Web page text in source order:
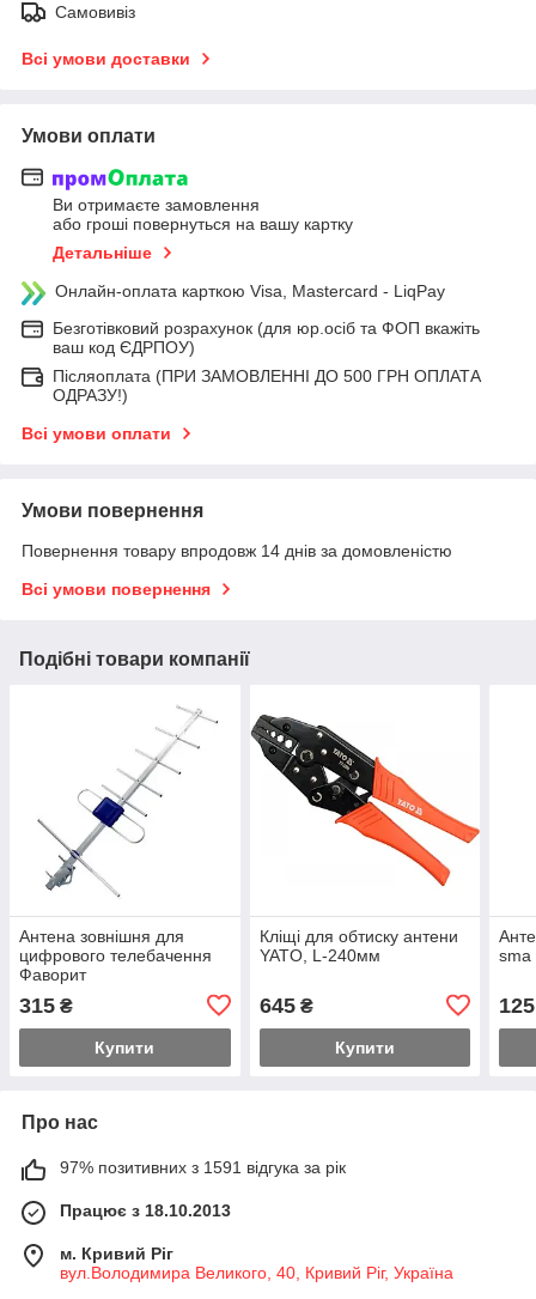
Самовивіз
Всі умови доставки
Умови оплати
Ви отримаєте замовлення
або гроші повернуться на вашу картку
Детальніше
Онлайн-оплата карткою Visa, Mastercard - LiqPay
Безготівковий розрахунок (для юр.осіб та ФОП вкажіть
ваш код ЄДРПОУ)
Післяоплата (ПРИ ЗАМОВЛЕННІ ДО 500 ГРН ОПЛАТА
ОДРАЗУ!)
Всі умови оплати
Умови повернення
Повернення товару впродовж 14 днів за домовленістю
Всі умови повернення
Подібні товари компанії
Антена зовнішня для
цифрового телебачення
Фаворит
315 ₴
Купити
Кліщі для обтиску антени
YATO, L-240мм
645₴
Купити
sma
125
Про нас
97% позитивних з 1591 відгука за рік
Працює з 18.10.2013
м. Кривий Ріг
вул.Володимира Великого, 40, Кривий Ріг, Україна